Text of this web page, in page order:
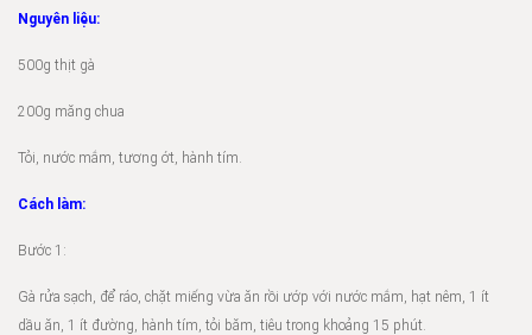
Nguyên liệu:
500g thịt gà
200g măng chua
Tỏi, nước mắm, tương ớt, hành tím.
Cách làm:
Bước 1:
Gà rửa sạch, để ráo, chặt miếng vừa ăn rồi ướp với nước mắm, hạt nêm, 1 ít
dầu ăn, 1 ít đường, hành tím, tỏi băm, tiêu trong khoảng 15 phút.